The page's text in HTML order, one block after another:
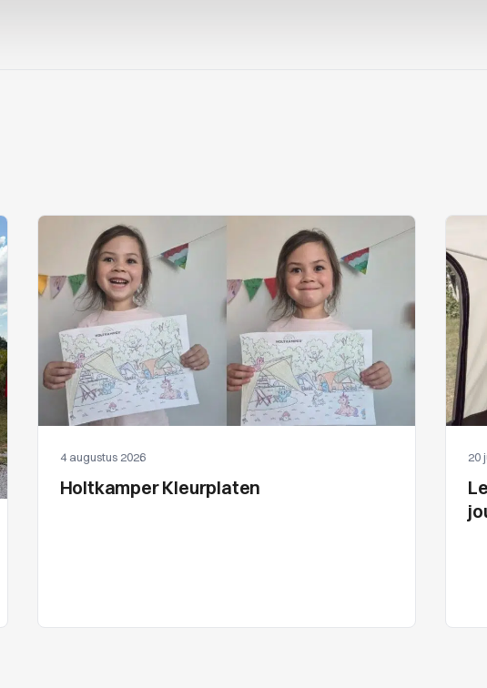
4 augustus 2026
Holtkamper Kleurplaten
20